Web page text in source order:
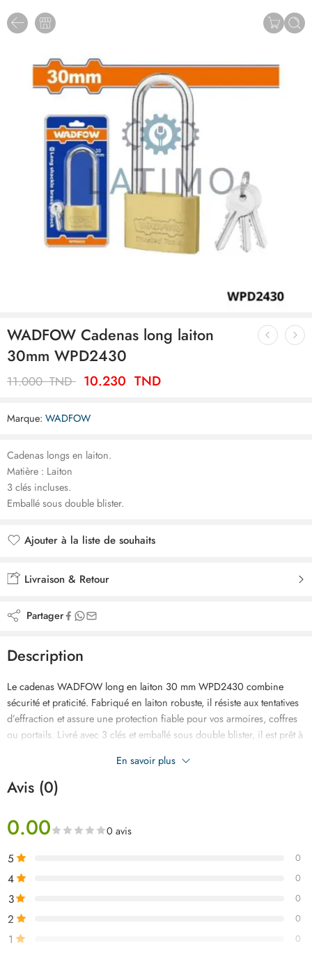
WADFOW Cadenas long laiton
30mm WPD2430
11.000TND 10.230 TND
Marque: WADFOW
Cadenas longs en laiton.
Matière : Laiton
3 clés incluses.
Emballé sous double blister.
Ajouter à la liste de souhaits
Livraison & Retour
Partager
Description
Le cadenas WADFOW long en laiton 30 mm WPD2430 combine
sécurité et praticité. Fabriqué en laiton robuste, il résiste aux tentatives
d’effraction et assure une protection fiable pour vos armoires, coffres
ou portails. Livré avec 3 clés et emballé sous double blister, il est prêt à
En savoir plus
Avis (0)
0.00 0 avis
5 0
4 0
3 0
2 0
1 0